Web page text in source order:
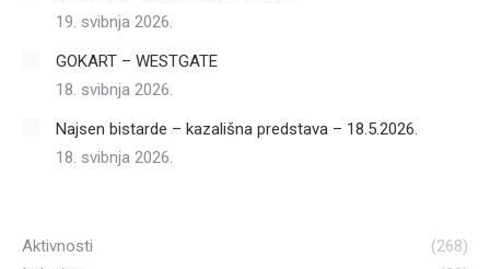
19. svibnja 2026.
GOKART – WESTGATE
18. svibnja 2026.
Najsen bistarde – kazališna predstava – 18.5.2026.
18. svibnja 2026.
Aktivnosti
(268)